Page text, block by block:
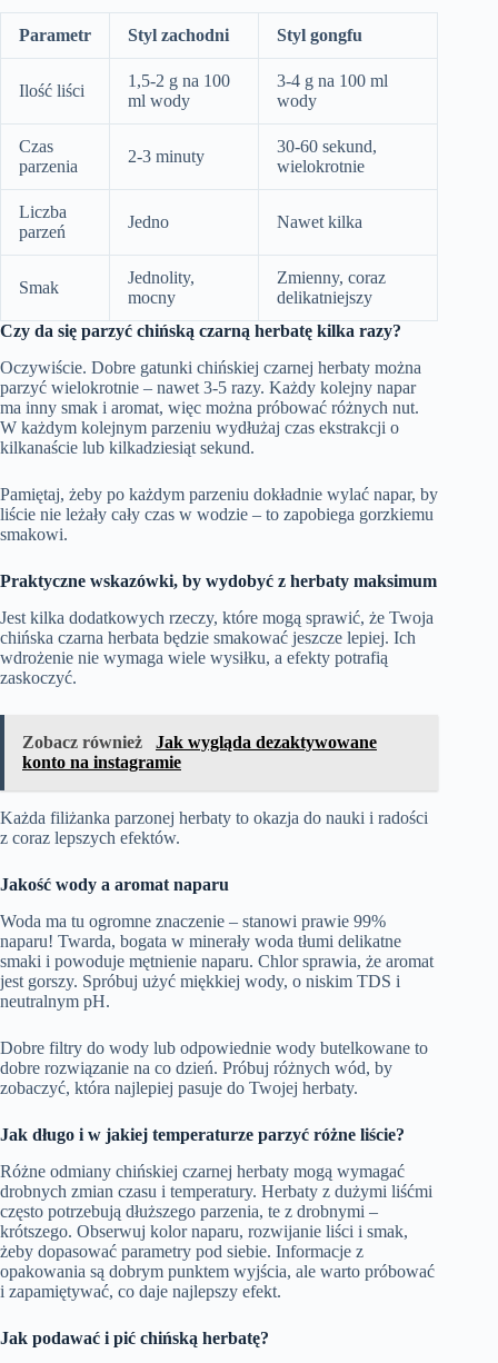
Parametr Styl zachodni Styl gongfu
Ilość liści
1,5-2 g na 100
ml wody
3-4 g na 100 ml
wody
Czas
parzenia
2-3 minuty
30-60 sekund,
wielokrotnie
Liczba
parzeń
Jedno Nawet kilka
Smak
Jednolity,
mocny
Zmienny, coraz
delikatniejszy
Czy da się parzyć chińską czarną herbatę kilka razy?
Oczywiście. Dobre gatunki chińskiej czarnej herbaty można
parzyć wielokrotnie – nawet 3-5 razy. Każdy kolejny napar
ma inny smak i aromat, więc można próbować różnych nut.
W każdym kolejnym parzeniu wydłużaj czas ekstrakcji o
kilkanaście lub kilkadziesiąt sekund.
Pamiętaj, żeby po każdym parzeniu dokładnie wylać napar, by
liście nie leżały cały czas w wodzie – to zapobiega gorzkiemu
smakowi.
Praktyczne wskazówki, by wydobyć z herbaty maksimum
Jest kilka dodatkowych rzeczy, które mogą sprawić, że Twoja
chińska czarna herbata będzie smakować jeszcze lepiej. Ich
wdrożenie nie wymaga wiele wysiłku, a efekty potrafią
zaskoczyć.
Zobacz również
Jak wygląda dezaktywowane
konto na instagramie
Każda filiżanka parzonej herbaty to okazja do nauki i radości
z coraz lepszych efektów.
Jakość wody a aromat naparu
Woda ma tu ogromne znaczenie – stanowi prawie 99%
naparu! Twarda, bogata w minerały woda tłumi delikatne
smaki i powoduje mętnienie naparu. Chlor sprawia, że aromat
jest gorszy. Spróbuj użyć miękkiej wody, o niskim TDS i
neutralnym pH.
Dobre filtry do wody lub odpowiednie wody butelkowane to
dobre rozwiązanie na co dzień. Próbuj różnych wód, by
zobaczyć, która najlepiej pasuje do Twojej herbaty.
Jak długo i w jakiej temperaturze parzyć różne liście?
Różne odmiany chińskiej czarnej herbaty mogą wymagać
drobnych zmian czasu i temperatury. Herbaty z dużymi liśćmi
często potrzebują dłuższego parzenia, te z drobnymi –
krótszego. Obserwuj kolor naparu, rozwijanie liści i smak,
żeby dopasować parametry pod siebie. Informacje z
opakowania są dobrym punktem wyjścia, ale warto próbować
i zapamiętywać, co daje najlepszy efekt.
Jak podawać i pić chińską herbatę?